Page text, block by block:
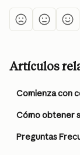
Artículos
Cómo obtener
Preguntas